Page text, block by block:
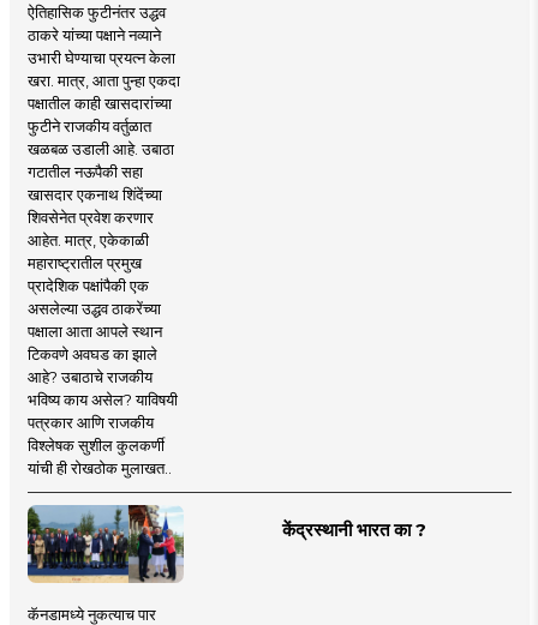
ऐतिहासिक फुटीनंतर उद्धव
ठाकरे यांच्या पक्षाने नव्याने
उभारी घेण्याचा प्रयत्न केला
खरा. मात्र, आता पुन्हा एकदा
पक्षातील काही खासदारांच्या
फुटीने राजकीय वर्तुळात
खळबळ उडाली आहे. उबाठा
गटातील नऊपैकी सहा
खासदार एकनाथ शिंदेंच्या
शिवसेनेत प्रवेश करणार
आहेत. मात्र, एकेकाळी
महाराष्ट्रातील प्रमुख
प्रादेशिक पक्षांपैकी एक
असलेल्या उद्धव ठाकरेंच्या
पक्षाला आता आपले स्थान
टिकवणे अवघड का झाले
आहे? उबाठाचे राजकीय
भविष्य काय असेल? याविषयी
पत्रकार आणि राजकीय
विश्लेषक सुशील कुलकर्णी
यांची ही रोखठोक मुलाखत..
केंद्रस्थानी भारत का ?
कॅनडामध्ये नुकत्याच पार